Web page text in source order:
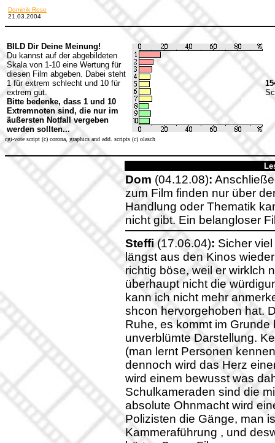
Dominik Rose
21.03.2004
BILD Dir Deine Meinung!
Du kannst auf der abgebildeten
Skala von 1-10 eine Wertung für
diesen Film abgeben. Dabei steht
1 für extrem schlecht und 10 für
extrem gut.
Bitte bedenke, dass 1 und 10
Extremnoten sind, die nur im
äußersten Notfall vergeben
werden sollten...
cgi-vote script (c) corona, graphics and add. scripts (c) olasch
Dom (04.12.08):
zum Film finden nur über
Handlung oder Thematik
nicht gibt. Ein belangloser
Steffi(17.06.04): Sicher
längst aus den Kinos
richtig böse, weil er wirklch
überhaupt nicht die
kann ich nicht mehr
shcon hervorgehoben hat.
Ruhe, es kommt im
unverblümte Darstellung.
(man lernt Personen
dennoch wird das Herz
wird einem bewusst was
Schulkameraden sind die
absolute Ohnmacht wird
Polizisten die Gänge, man
Kammeraführung , und